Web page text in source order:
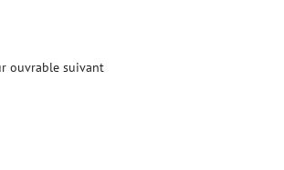
Cleavers
ouvrable suivant